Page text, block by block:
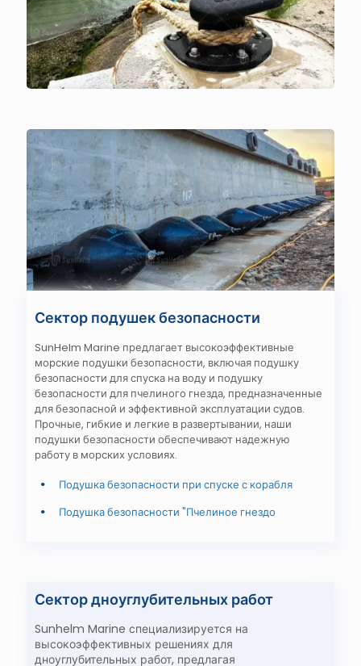
Сектор подушек безопасности
SunHelm Marine предлагает высокоэффективные
морские подушки безопасности, включая подушку
безопасности для спуска на воду и подушку
безопасности для пчелиного гнезда, предназначенные
для безопасной и эффективной эксплуатации судов.
Прочные, гибкие и легкие в развертывании, наши
подушки безопасности обеспечивают надежную
работу в морских условиях.
Подушка безопасности при спуске с корабля
Подушка безопасности "Пчелиное гнездо
Сектор дноуглубительных работ
Sunhelm Marine специализируется на
высокоэффективных решениях для
дноуглубительных работ, предлагая